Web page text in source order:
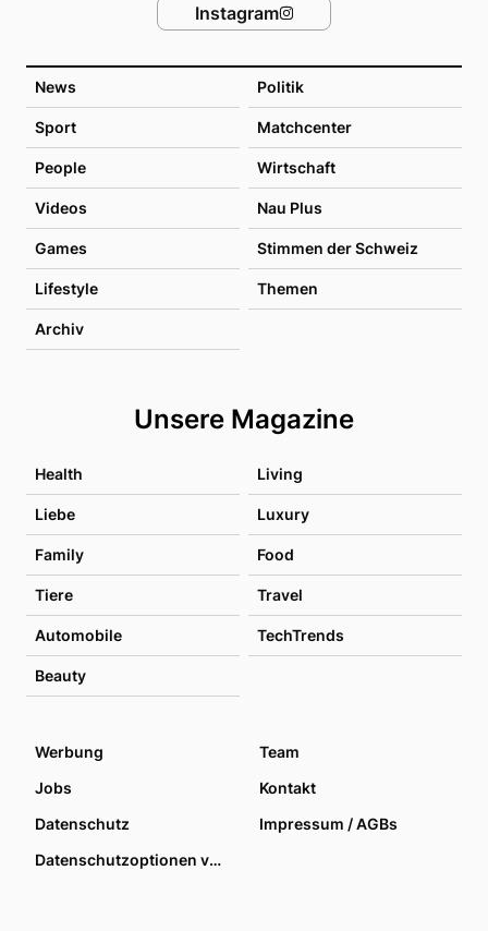
News Politik
Sport Matchcenter
People Wirtschaft
Videos Nau Plus
Games Stimmen der Schweiz
Lifestyle Themen
Archiv
Unsere Magazine
Health Living
Liebe Luxury
Family Food
Tiere Travel
Automobile TechTrends
Beauty
Instagram
Werbung
Team
Jobs
Kontakt
Datenschutz
Impressum / AGBs
Datenschutzoptionen verwalten